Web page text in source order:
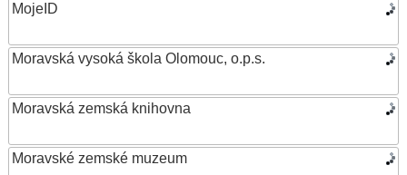
MojeID
Moravská vysoká škola Olomouc, o.p.s.
Moravská zemská knihovna
Moravské zemské muzeum